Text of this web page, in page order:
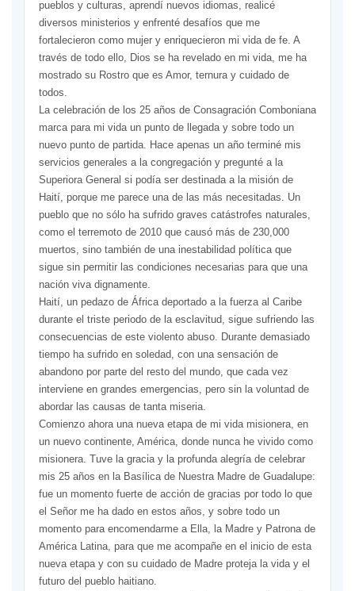
pueblos y culturas, aprendí nuevos idiomas, realicé
diversos ministerios y enfrenté desafíos que me
fortalecieron como mujer y enriquecieron mi vida de fe. A
través de todo ello, Dios se ha revelado en mi vida, me ha
mostrado su Rostro que es Amor, ternura y cuidado de
todos.
La celebración de los 25 años de Consagración Comboniana
marca para mi vida un punto de llegada y sobre todo un
nuevo punto de partida. Hace apenas un año terminé mis
servicios generales a la congregación y pregunté a la
Superiora General si podía ser destinada a la misión de
Haití, porque me parece una de las más necesitadas. Un
pueblo que no sólo ha sufrido graves catástrofes naturales,
como el terremoto de 2010 que causó más de 230,000
muertos, sino también de una inestabilidad política que
sigue sin permitir las condiciones necesarias para que una
nación viva dignamente.
Haití, un pedazo de África deportado a la fuerza al Caribe
durante el triste periodo de la esclavitud, sigue sufriendo las
consecuencias de este violento abuso. Durante demasiado
tiempo ha sufrido en soledad, con una sensación de
abandono por parte del resto del mundo, que cada vez
interviene en grandes emergencias, pero sin la voluntad de
abordar las causas de tanta miseria.
Comienzo ahora una nueva etapa de mi vida misionera, en
un nuevo continente, América, donde nunca he vivido como
misionera. Tuve la gracia y la profunda alegría de celebrar
mis 25 años en la Basílica de Nuestra Madre de Guadalupe:
fue un momento fuerte de acción de gracias por todo lo que
el Señor me ha dado en estos años, y sobre todo un
momento para encomendarme a Ella, la Madre y Patrona de
América Latina, para que me acompañe en el inicio de esta
nueva etapa y con su cuidado de Madre proteja la vida y el
futuro del pueblo haitiano.